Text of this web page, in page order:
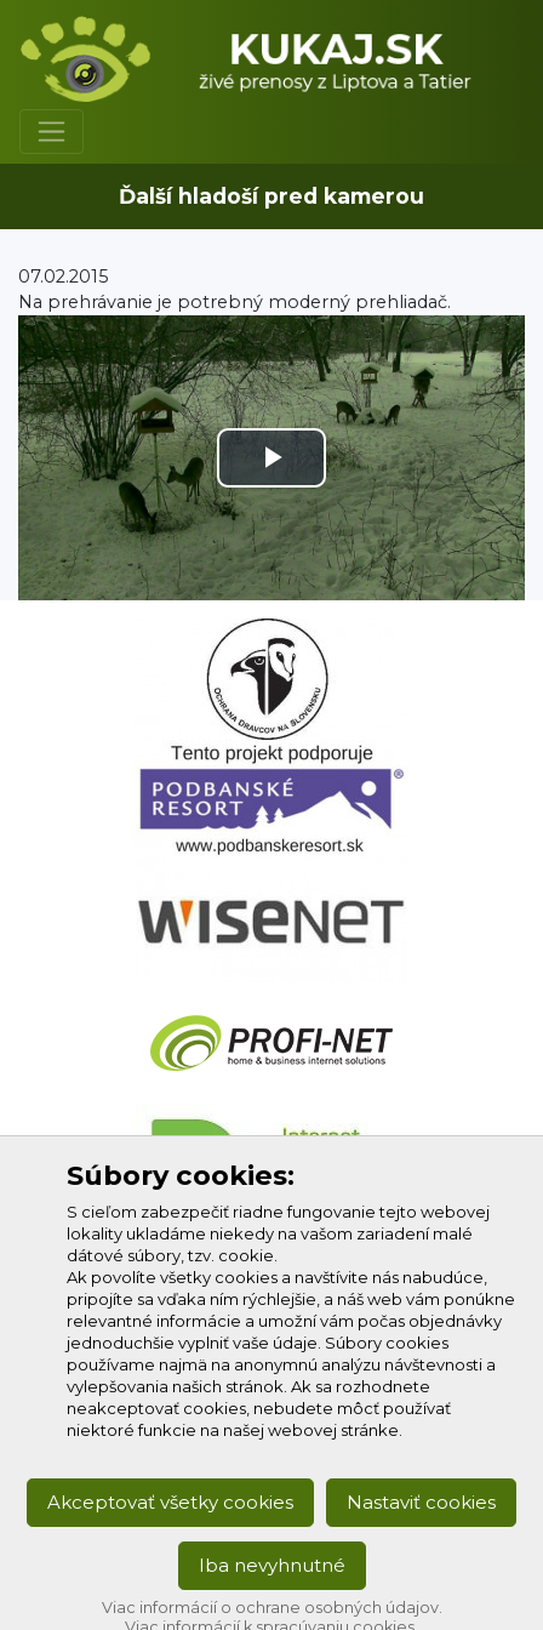
Ďalší hladoší pred kamerou
07.02.2015
Na prehrávanie je potrebný moderný prehliadač.
Play
Video
Profi-net s.r.o.
Súbory cookies:
S cieľom zabezpečiť riadne fungovanie tejto webovej
lokality ukladáme niekedy na vašom zariadení malé
dátové súbory, tzv. cookie.
Ak povolíte všetky cookies a navštívite nás nabudúce,
pripojíte sa vďaka ním rýchlejšie, a náš web vám ponúkne
relevantné informácie a umožní vám počas objednávky
jednoduchšie vyplniť vaše údaje. Súbory cookies
používame najmä na anonymnú analýzu návštevnosti a
vylepšovania našich stránok. Ak sa rozhodnete
neakceptovať cookies, nebudete môcť používať
niektoré funkcie na našej webovej stránke.
Akceptovať všetky cookies Nastaviť cookies
Iba nevyhnutné
Viac informácií o ochrane osobných údajov.